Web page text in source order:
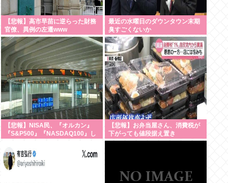
【悲報】高市早苗に逆らった財務
官僚、異例の左遷www
最近の水曜日のダウンタウン末期
臭すごくないか
【悲報】NISA民、『オルカン』
『S&P500』『NASDAQ100』し
【悲報】お弁当屋さん、消費税が
下がっても値段据え置き